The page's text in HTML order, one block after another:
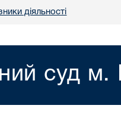
діяльності
суд м.